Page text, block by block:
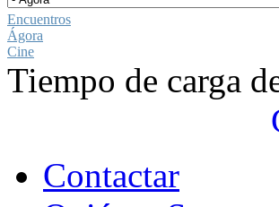
Encuentros
Ágora
Cine
Tiempo de carga
Contactar